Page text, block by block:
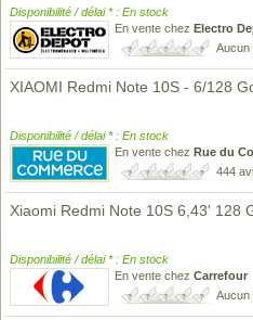
Disponibilité / délai * : En stock
En vente chez Electro
Aucun
XIAOMI Redmi Note 10S - 6/128
Disponibilité / délai * : En stock
En vente chez Rue du
444
Xiaomi Redmi Note 10S 6,43' 128
Disponibilité / délai * : En stock
En vente chez Carrefour
Aucun